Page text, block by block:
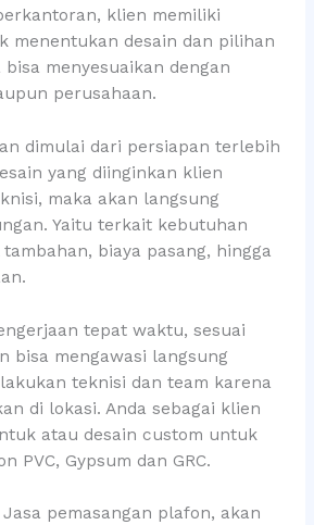
klien memiliki
menentukan desain dan pilihan
bisa menyesuaikan dengan
perusahaan.
dimulai dari persiapan terlebih
yang diinginkan klien
maka akan langsung
Yaitu terkait kebutuhan
biaya pasang, hingga
tepat waktu, sesuai
bisa mengawasi langsung
teknisi dan team karena
di lokasi. Anda sebagai klien
atau desain custom untuk
PVC, Gypsum dan GRC.
pemasangan plafon, akan